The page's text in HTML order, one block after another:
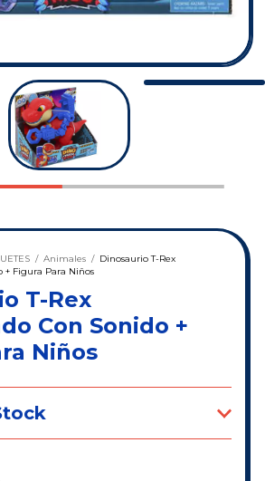
/ Animales / Dinosaurio T-Rex
+ Figura Para Niños
T-Rex
Con Sonido +
Niños